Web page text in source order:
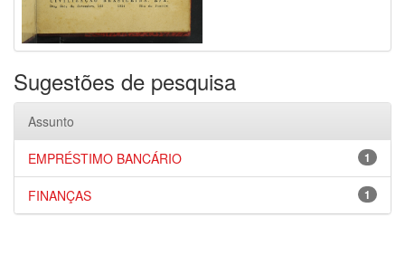
Sugestões de pesquisa
Assunto
1
EMPRÉSTIMO BANCÁRIO
1
FINANÇAS